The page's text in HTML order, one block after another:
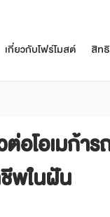
เกี่ยวกับโฟร์โมสต์ สิท
อโอเมก้าร
ชีพในฝัน